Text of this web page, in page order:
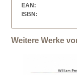
EAN:
ISBN:
Weitere Werke